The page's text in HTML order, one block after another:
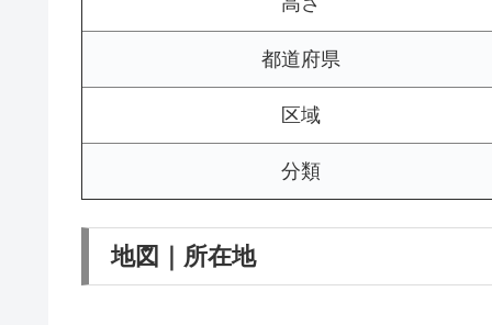
都道府県
区域
分類
地図｜所在地